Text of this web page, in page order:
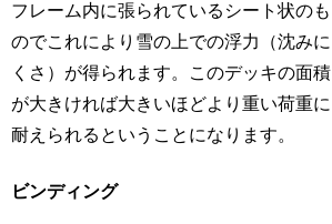
フレーム内に張られているシート状のも
のでこれにより雪の上での浮力（沈みに
くさ）が得られます。このデッキの面積
が大きければ大きいほどより重い荷重に
耐えられるということになります。
ビンディング